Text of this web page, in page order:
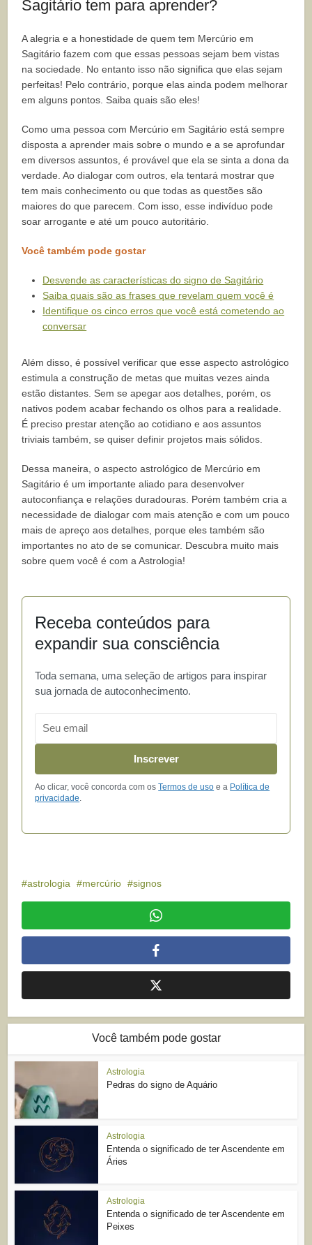
Sagitário tem para aprender?
A alegria e a honestidade de quem tem Mercúrio em
Sagitário fazem com que essas pessoas sejam bem vistas
na sociedade. No entanto isso não significa que elas sejam
perfeitas! Pelo contrário, porque elas ainda podem melhorar
em alguns pontos. Saiba quais são eles!
Como uma pessoa com Mercúrio em Sagitário está sempre
disposta a aprender mais sobre o mundo e a se aprofundar
em diversos assuntos, é provável que ela se sinta a dona da
verdade. Ao dialogar com outros, ela tentará mostrar que
tem mais conhecimento ou que todas as questões são
maiores do que parecem. Com isso, esse indivíduo pode
soar arrogante e até um pouco autoritário.
Você também pode gostar
Desvende as características do signo de Sagitário
Saiba quais são as frases que revelam quem você é
Identifique os cinco erros que você está cometendo ao
conversar
Além disso, é possível verificar que esse aspecto astrológico
estimula a construção de metas que muitas vezes ainda
estão distantes. Sem se apegar aos detalhes, porém, os
nativos podem acabar fechando os olhos para a realidade.
É preciso prestar atenção ao cotidiano e aos assuntos
triviais também, se quiser definir projetos mais sólidos.
Dessa maneira, o aspecto astrológico de Mercúrio em
Sagitário é um importante aliado para desenvolver
autoconfiança e relações duradouras. Porém também cria a
necessidade de dialogar com mais atenção e com um pouco
mais de apreço aos detalhes, porque eles também são
importantes no ato de se comunicar. Descubra muito mais
sobre quem você é com a Astrologia!
Receba conteúdos para
expandir sua consciência
Toda semana, uma seleção de artigos para inspirar
sua jornada de autoconhecimento.
Inscrever
Ao clicar, você concorda com osTermos de uso e a Política de
privacidade
astrologia mercúrio signos
Você também pode gostar
Astrologia
Pedras do signo de Aquário
Astrologia
Entenda o significado de ter Ascendente em
Áries
Astrologia
Entenda o significado de ter Ascendente em
Peixes